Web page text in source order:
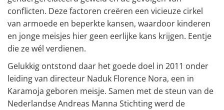
conflicten. Deze factoren creëren een vicieuze cirkel
van armoede en beperkte kansen, waardoor kinderen
en jonge meisjes hier geen eerlijke kans krijgen. Eentje
die ze wél verdienen.
Gelukkig ontstond daar het goede doel in 2011 onder
leiding van directeur Naduk Florence Nora, een in
Karamoja geboren meisje. Samen met de steun van de
Nederlandse Andreas Manna Stichting werd de